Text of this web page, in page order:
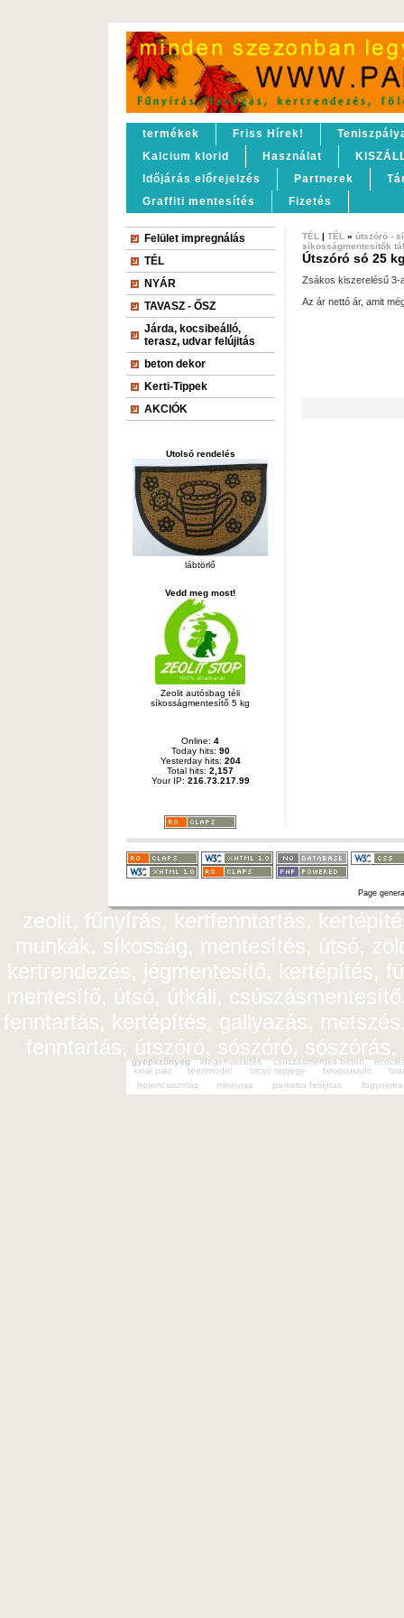
termékek Friss Hírek!
Kalcium klorid
Használat
Időjárás előrejelzés
Partnerek
Graffiti mentesítés
Fizetés
Felület impregnálás
TÉL
NYÁR
TAVASZ - ŐSZ
Járda, kocsibeálló,
terasz, udvar felújitás
beton dekor
Kerti-Tippek
AKCIÓK
Utolsó rendelés
lábtörlő
Vedd meg most!
Zeolit autósbag téli
síkosságmentesítő 5 kg
Online: 4
Today hits: 90
Yesterday hits: 204
Total hits: 2,157
Your IP: 216.73.217.99
TÉL | TÉL » útszóró -
síkosságmentesítők
Útszóró só 25
Zsákos kiszerelésű 3-
Az ár nettó ár, amit
Page
zeolit, fűnyírás, kertfenntartás,
munkák, síkosság, mentesítés, útsó,
kertrendezés, jégmentesítő, kertépítés,
mentesítő, útsó, útkáli,
fenntartás, kertépítés, gallyazás,
fenntartás, útszóró, sószóró,
gyepszőnyeg idegenvezetés csúszásmentes beton
kinai piac
teenmodel olcsó repjegy betoncsiszoló
betoncsiszolás
mininova parketta felújítás fogyokura